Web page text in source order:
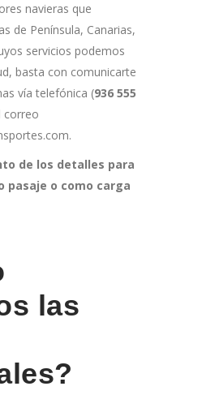
navieras que
de Península, Canarias,
servicios podemos
basta con comunicarte
vía telefónica (936 555
correo
de los detalles para
pasaje o como carga
las